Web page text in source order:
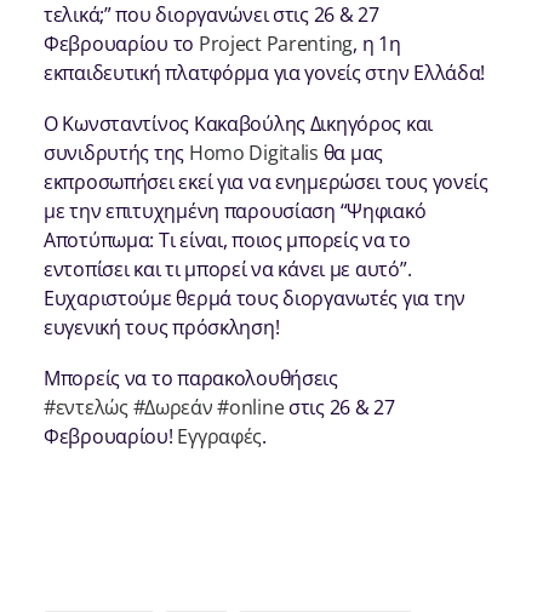
τελικά;” που διοργανώνει στις 26 & 27
Φεβρουαρίου το Project Parenting, η 1η
εκπαιδευτική πλατφόρμα για γονείς στην Ελλάδα!
Ο Κωνσταντίνος Κακαβούλης Δικηγόρος και
συνιδρυτής της Homo Digitalis θα μας
εκπροσωπήσει εκεί για να ενημερώσει τους γονείς
με την επιτυχημένη παρουσίαση “Ψηφιακό
Αποτύπωμα: Τι είναι, ποιος μπορείς να το
εντοπίσει και τι μπορεί να κάνει με αυτό”.
Ευχαριστούμε θερμά τους διοργανωτές για την
ευγενική τους πρόσκληση!
Μπορείς να το παρακολουθήσεις
#εντελώς #Δωρεάν#onlineστις 26 & 27
Φεβρουαρίου! Εγγραφές.